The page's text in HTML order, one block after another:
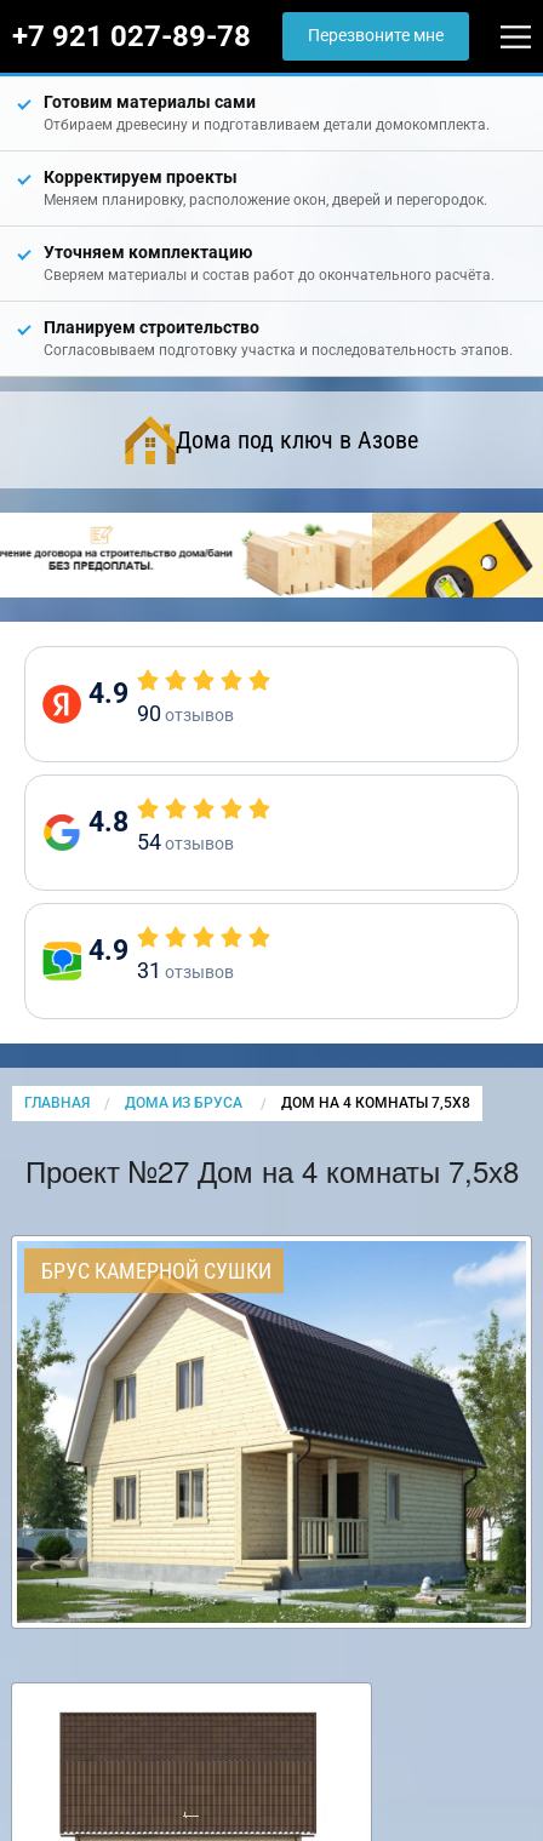
+7 921 027-89-78 Перезвоните мне
Готовим материалы сами
Отбираем древесину и подготавливаем детали домокомплекта.
Корректируем проекты
Меняем планировку, расположение окон, дверей и перегородок.
Уточняем комплектацию
Сверяем материалы и состав работ до окончательного расчёта.
Планируем строительство
Согласовываем подготовку участка и последовательность этапов.
Дома под ключ в Азове
4.9
90отзывов
4.8
54отзывов
4.9
31 отзывов
ГЛАВНАЯ ДОМА ИЗ БРУСА CURRENT:
ДОМ НА 4 КОМНАТЫ 7,5Х8
Проект №27 Дом на 4 комнаты 7,5х8
БРУС КАМЕРНОЙ СУШКИ